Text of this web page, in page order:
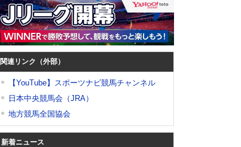
関連リンク（外部）
【YouTube】スポーツナビ競馬チャンネル
日本中央競馬会（JRA）
地方競馬全国協会
新着ニュース